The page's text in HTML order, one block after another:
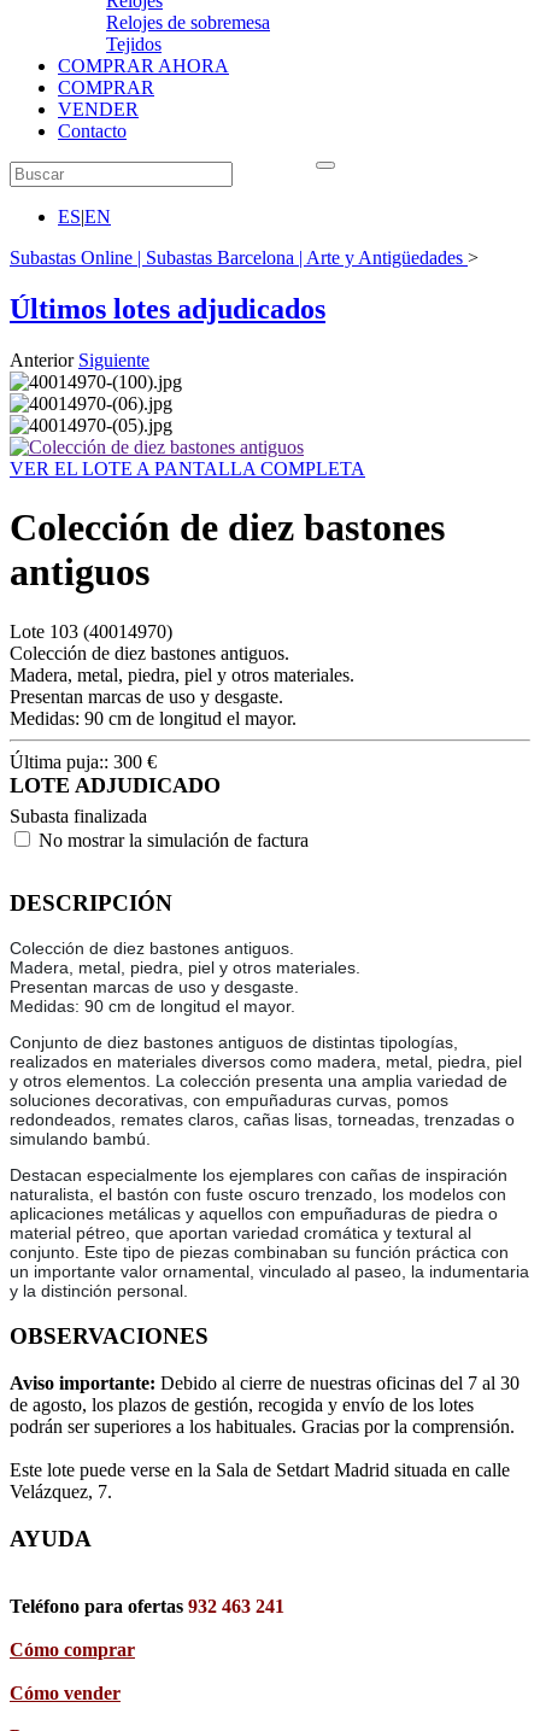
Relojes de sobremesa
Tejidos
COMPRAR AHORA
COMPRAR
VENDER
Contacto
ES|EN
Subastas Online | Subastas Barcelona | Arte y Antigüedades >
Últimos lotes adjudicados
Anterior Siguiente
VER EL LOTE A PANTALLA COMPLETA
Colección de diez bastones
antiguos
Lote 103 (40014970)
Colección de diez bastones antiguos.
Madera, metal, piedra, piel y otros materiales.
Presentan marcas de uso y desgaste.
Medidas: 90 cm de longitud el mayor.
Última puja:: 300 €
LOTE ADJUDICADO
Subasta finalizada
No mostrar la simulación de factura
DESCRIPCIÓN
Colección de diez bastones antiguos.
Madera, metal, piedra, piel y otros materiales.
Presentan marcas de uso y desgaste.
Medidas: 90 cm de longitud el mayor.
Conjunto de diez bastones antiguos de distintas tipologías,
realizados en materiales diversos como madera, metal, piedra, piel
y otros elementos. La colección presenta una amplia variedad de
soluciones decorativas, con empuñaduras curvas, pomos
redondeados, remates claros, cañas lisas, torneadas, trenzadas o
simulando bambú.
Destacan especialmente los ejemplares con cañas de inspiración
naturalista, el bastón con fuste oscuro trenzado, los modelos con
aplicaciones metálicas y aquellos con empuñaduras de piedra o
material pétreo, que aportan variedad cromática y textural al
conjunto. Este tipo de piezas combinaban su función práctica con
un importante valor ornamental, vinculado al paseo, la indumentaria
y la distinción personal.
OBSERVACIONES
Aviso importante: Debido al cierre de nuestras oficinas del 7 al 30
de agosto, los plazos de gestión, recogida y envío de los lotes
podrán ser superiores a los habituales. Gracias por la comprensión.
Este lote puede verse en la Sala de Setdart Madrid situada en calle
Velázquez, 7.
AYUDA
Teléfono para ofertas 932 463 241
Cómo comprar
Cómo vender